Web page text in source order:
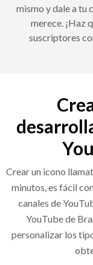
mismo y dale a tu
merece. ¡Haz
suscriptores
Crear un icono
minutos, es fácil
canales de
YouTube de
personalizar los